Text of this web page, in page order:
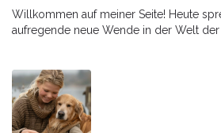
Willkommen auf meiner Seite! Heute
aufregende neue Wende in der Welt
Wellness-Trends mit Ihnen zu teilen.
ist absolut erstaunlich, und ich kann es
vielen Vorteile, die sie bietet,
dieser aufregenden Reise in eine neue